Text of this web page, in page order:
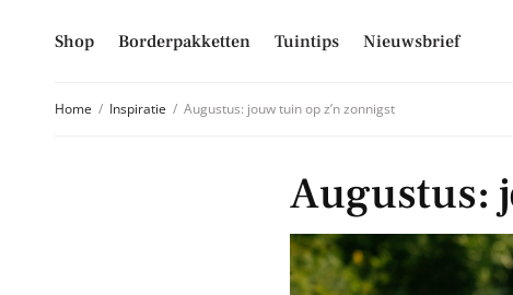
Shop Borderpakketten Tuintips Nieuwsbrief
Home Inspiratie Augustus: jouw tuin op z’n zonnigst
Augustus:
Schrijf je
Mis niet langer de
hoogte van alle